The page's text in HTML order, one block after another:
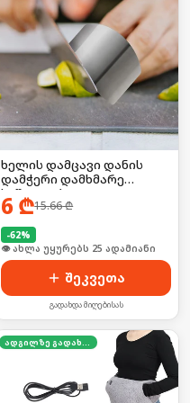
ხელის დამცავი დანის
დამჭერი დამხმარე
საშუალება
6 ₾15.66₾
-62%
🛒 ბოლო 24სთ-ში იყიდა 39-მა
შეკვეთა
გადახდა მიღებისას
ადგილზე გადახდა